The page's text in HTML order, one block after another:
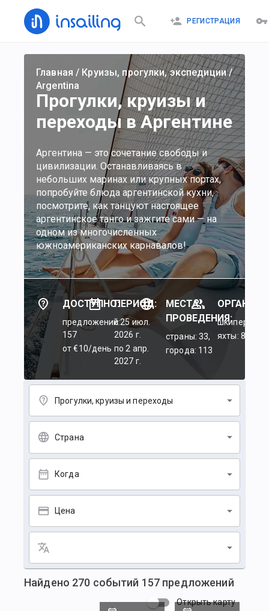
РЕГИСТРАЦИЯ
Главная / Круизы, прогулки, экспедиции/
Argentina
Прогулки, круизы и
переходы в Аргентине
Аргентина — это сочетание свободы и
цивилизации. Останавливаясь в
небольших маринах или крупных портах,
попробуйте блюда аргентинской кухни,
посмотрите, как танцуют настоящее
аргентинское танго и зажгите сами — на
одном из многочисленных
южноамериканских карнавалов!
ДОСТУПНО:
предложений:
157
от €10/день
ПЕРИОД:
c 25 июл.
2026 г.
по 2 апр.
2027 г.
МЕСТА
ПРОВЕДЕНИЯ:
страны: 33,
города: 113
шкиперы: 45,
яхты: 84
Прогулки, круизы и переходы
Страна
Когда
Цена
Найдено 270 событий 157 предложений
Открыть карту